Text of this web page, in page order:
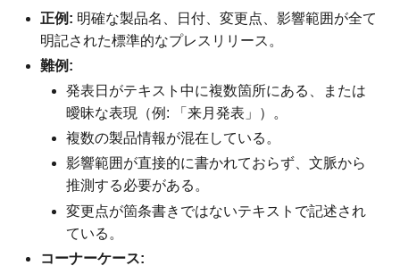
正例: 明確な製品名、日付、変更点、影響範囲が全て
明記された標準的なプレスリリース。
難例:
発表日がテキスト中に複数箇所にある、または
曖昧な表現（例: 「来月発表」）。
複数の製品情報が混在している。
影響範囲が直接的に書かれておらず、文脈から
推測する必要がある。
変更点が箇条書きではないテキストで記述され
ている。
コーナーケース: